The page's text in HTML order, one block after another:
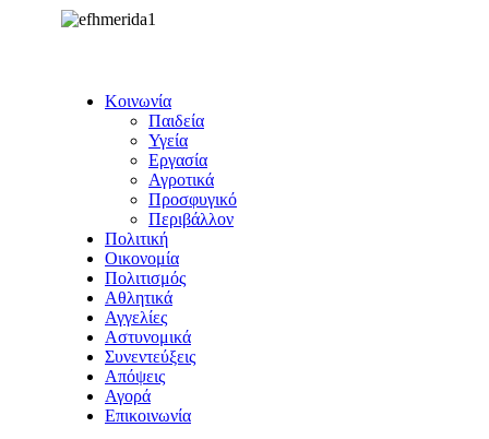
Κοινωνία
Παιδεία
Υγεία
Εργασία
Αγροτικά
Προσφυγικό
Περιβάλλον
Πολιτική
Οικονομία
Πολιτισμός
Αθλητικά
Αγγελίες
Αστυνομικά
Συνεντεύξεις
Απόψεις
Αγορά
Επικοινωνία